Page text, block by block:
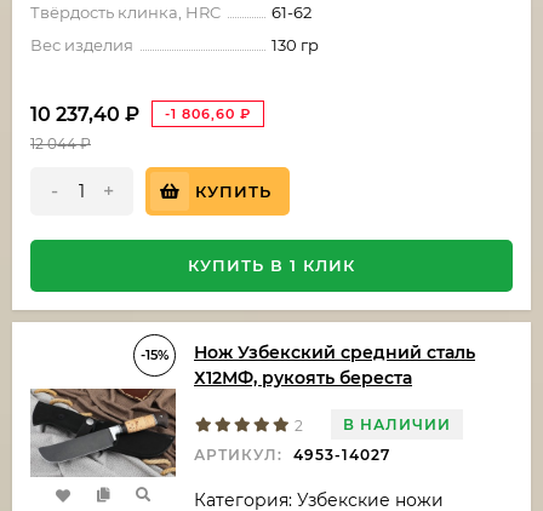
Твёрдость клинка, HRC
61-62
Вес изделия
130 гр
10 237,40 ₽ -1 806,60 ₽
12 044₽
- + КУПИТЬ
КУПИТЬ В 1 КЛИК
-15%
Нож Узбекский средний сталь
Х12МФ, рукоять береста
2
В НАЛИЧИИ
АРТИКУЛ:
4953-14027
Категория: Узбекские ножи